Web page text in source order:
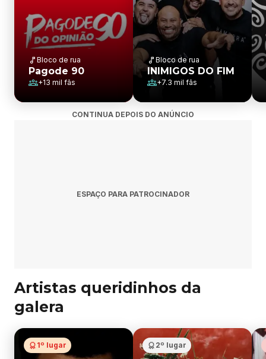
Bloco de rua
Pagode 90
+13 mil fãs
Bloco de rua
INIMIGOS DO FIM
+7.3 mil fãs
CONTINUA DEPOIS DO ANÚNCIO
ESPAÇO PARA PATROCINADOR
Artistas queridinhos da
galera
1º lugar 2º lugar